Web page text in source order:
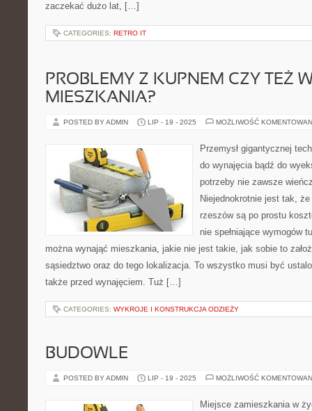
zaczekać dużo lat, […]
CATEGORIES: RETRO IT
PROBLEMY Z KUPNEM CZY TEŻ
MIESZKANIA?
POSTED BY ADMIN LIP - 19 - 2025 MOŻLIWOŚĆ
Przemysł gigantycznej
do wynajęcia bądź do
potrzeby nie zawsze
Niejednokrotnie jest tak,
rzeszów są po prostu
nie spełniające wymogów
można wynająć mieszkania, jakie nie jest takie, jak sobie to
sąsiedztwo oraz do tego lokalizacja. To wszystko musi być
także przed wynajęciem. Tuż […]
CATEGORIES: WYKROJE I KONSTRUKCJA ODZIEŻY
BUDOWLE
POSTED BY ADMIN LIP - 19 - 2025 MOŻLIWOŚĆ
Miejsce zamieszkania w